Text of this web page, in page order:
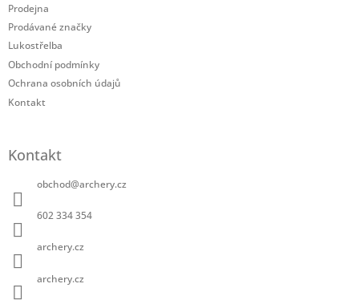
Prodejna
Prodávané značky
Lukostřelba
Obchodní podmínky
Ochrana osobních údajů
Kontakt
Kontakt
obchod@archery.cz
602 334 354
archery.cz
archery.cz